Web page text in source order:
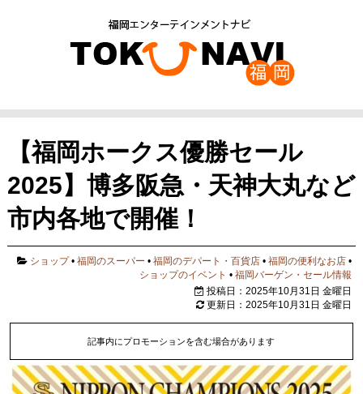
【福岡ホークス優勝セール
2025】博多阪急・天神大丸など
市内各地で開催！
ショップ•福岡のスーパー •福岡のデパート・百貨店 •福岡の便利なお店 •
ショップのイベント •福岡バーゲン・セール情報
投稿日：2025年10月31日 金曜日
更新日：2025年10月31日 金曜日
記事内にプロモーションを含む場合があります